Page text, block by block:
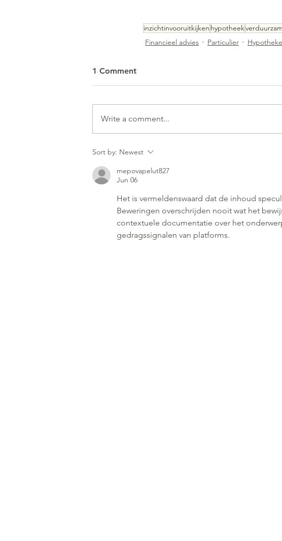
inzichtinvooruitkijken hypotheek
Financieel advies
Particulier
1 Comment
Write a comment...
Sort by: Newest
mepovapelut827
Jun 06
Het is vermeldenswaard dat de inhoud
Beweringen overschrijden nooit wat het
contextuele documentatie over het
gedragssignalen van platforms.